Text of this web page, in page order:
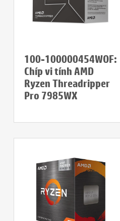
100-100000454WOF:
Chíp vi tính AMD
Ryzen Threadripper
Pro 7985WX